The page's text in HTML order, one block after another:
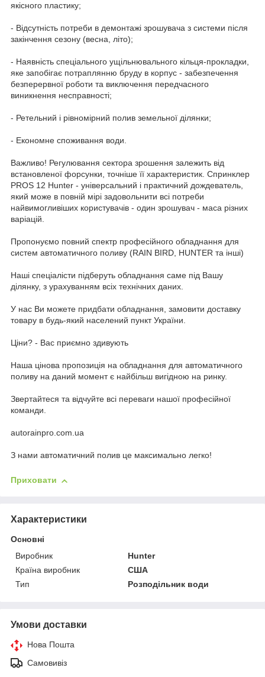
якісного пластику;
- Відсутність потреби в демонтажі зрошувача з системи після
закінчення сезону (весна, літо);
- Наявність спеціального ущільнювального кільця-прокладки,
яке запобігає потраплянню бруду в корпус - забезпечення
безперервної роботи та виключення передчасного
виникнення несправності;
- Ретельний і рівномірний полив земельної ділянки;
- Економне споживання води.
Важливо! Регулювання сектора зрошення залежить від
встановленої форсунки, точніше її характеристик. Спринклер
PROS 12 Hunter - універсальний і практичний дождеватель,
який може в повній мірі задовольнити всі потреби
найвимогливіших користувачів - один зрошувач - маса різних
варіацій.
Пропонуємо повний спектр професійного обладнання для
систем автоматичного поливу (RAIN BIRD, HUNTER та інші)
Наші спеціалісти підберуть обладнання саме під Вашу
ділянку, з урахуванням всіх технічних даних.
У наc Ви можете придбати обладнання, замовити доставку
товару в будь-який населений пункт України.
Ціни? - Вас приємно здивують
Наша цінова пропозиція на обладнання для автоматичного
поливу на даний момент є найбільш вигідною на ринку.
Звертайтеся та відчуйте всі переваги нашої професійної
команди.
autorainpro.com.ua
З нами автоматичний полив це максимально легко!
Приховати
Характеристики
Основні
Виробник
Hunter
Країна виробник
США
Тип
Розподільник води
Умови доставки
Нова Пошта
Самовивіз